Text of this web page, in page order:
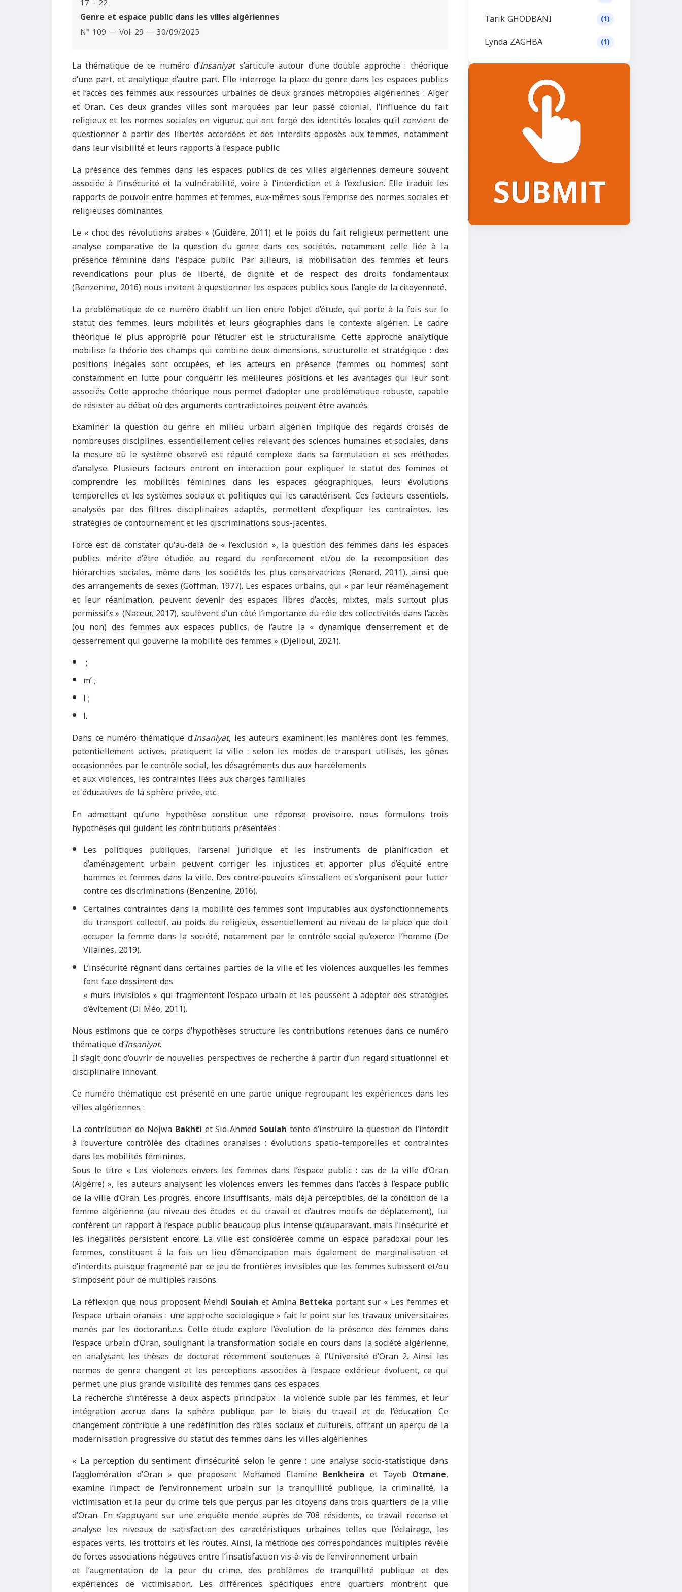
Genre et espace public dans les villes algériennes
N° 109 — Vol. 29 — 30/09/2025
La thématique de ce numéro d’Insaniyats’articule autour d’une double approche : théorique
d’une part, et analytique d’autre part. Elle interroge la place du genre dans les espaces publics
et l’accès des femmes aux ressources urbaines de deux grandes métropoles algériennes : Alger
et Oran. Ces deux grandes villes sont marquées par leur passé colonial, l’influence du fait
religieux et les normes sociales en vigueur, qui ont forgé des identités locales qu’il convient de
questionner à partir des libertés accordées et des interdits opposés aux femmes, notamment
dans leur visibilité et leurs rapports à l’espace public.
La présence des femmes dans les espaces publics de ces villes algériennes demeure souvent
associée à l’insécurité et la vulnérabilité, voire à l’interdiction et à l’exclusion. Elle traduit les
rapports de pouvoir entre hommes et femmes, eux-mêmes sous l’emprise des normes sociales et
religieuses dominantes.
Le « choc des révolutions arabes » (Guidère, 2011) et le poids du fait religieux permettent une
analyse comparative de la question du genre dans ces sociétés, notamment celle liée à la
présence féminine dans l'espace public. Par ailleurs, la mobilisation des femmes et leurs
revendications pour plus de liberté, de dignité et de respect des droits fondamentaux
(Benzenine, 2016) nous invitent à questionner les espaces publics sous l’angle de la citoyenneté.
La problématique de ce numéro établit un lien entre l’objet d’étude, qui porte à la fois sur le
statut des femmes, leurs mobilités et leurs géographies dans le contexte algérien. Le cadre
théorique le plus approprié pour l’étudier est le structuralisme. Cette approche analytique
mobilise la théorie des champs qui combine deux dimensions, structurelle et stratégique : des
positions inégales sont occupées, et les acteurs en présence (femmes ou hommes) sont
constamment en lutte pour conquérir les meilleures positions et les avantages qui leur sont
associés. Cette approche théorique nous permet d’adopter une problématique robuste, capable
de résister au débat où des arguments contradictoires peuvent être avancés.
Examiner la question du genre en milieu urbain algérien implique des regards croisés de
nombreuses disciplines, essentiellement celles relevant des sciences humaines et sociales, dans
la mesure où le système observé est réputé complexe dans sa formulation et ses méthodes
d’analyse. Plusieurs facteurs entrent en interaction pour expliquer le statut des femmes et
comprendre les mobilités féminines dans les espaces géographiques, leurs évolutions
temporelles et les systèmes sociaux et politiques qui les caractérisent. Ces facteurs essentiels,
analysés par des filtres disciplinaires adaptés, permettent d’expliquer les contraintes, les
stratégies de contournement et les discriminations sous-jacentes.
Force est de constater qu'au-delà de « l’exclusion », la question des femmes dans les espaces
publics mérite d'être étudiée au regard du renforcement et/ou de la recomposition des
hiérarchies sociales, même dans les sociétés les plus conservatrices (Renard, 2011), ainsi que
des arrangements de sexes (Goffman, 1977). Les espaces urbains, qui « par leur réaménagement
et leur réanimation, peuvent devenir des espaces libres d’accès, mixtes, mais surtout plus
permissifs» (Naceur, 2017), soulèvent d’un côté l’importance du rôle des collectivités dans l’accès
(ou non) des femmes aux espaces publics, de l’autre la « dynamique d’enserrement et de
desserrement qui gouverne la mobilité des femmes» (Djelloul, 2021).
;
m’ ;
l ;
l.
Dans ce numéro thématique d’Insaniyat, les auteurs examinent les manières dont les femmes,
potentiellement actives, pratiquent la ville : selon les modes de transport utilisés, les gênes
occasionnées par le contrôle social, les désagréments dus aux harcèlements
et aux violences, les contraintes liées aux charges familiales
et éducatives de la sphère privée, etc.
En admettant qu’une hypothèse constitue une réponse provisoire, nous formulons trois
hypothèses qui guident les contributions présentées :
Les politiques publiques, l’arsenal juridique et les instruments de planification et
d’aménagement urbain peuvent corriger les injustices et apporter plus d’équité entre
hommes et femmes dans la ville. Des contre-pouvoirs s’installent et s’organisent pour lutter
contre ces discriminations (Benzenine, 2016).
Certaines contraintes dans la mobilité des femmes sont imputables aux dysfonctionnements
du transport collectif, au poids du religieux, essentiellement au niveau de la place que doit
occuper la femme dans la société, notamment par le contrôle social qu’exerce l’homme (De
Vilaines, 2019).
L’insécurité régnant dans certaines parties de la ville et les violences auxquelles les femmes
font face dessinent des
« murs invisibles » qui fragmentent l’espace urbain et les poussent à adopter des stratégies
d’évitement (Di Méo, 2011).
Nous estimons que ce corps d’hypothèses structure les contributions retenues dans ce numéro
thématique d’Insaniyat.
Il s’agit donc d’ouvrir de nouvelles perspectives de recherche à partir d’un regard situationnel et
disciplinaire innovant.
Ce numéro thématique est présenté en une partie unique regroupant les expériences dans les
villes algériennes :
La contribution de NejwaBakhti etSid-Ahmed Souiahtente d’instruire la question de l’interdit
à l’ouverture contrôlée des citadines oranaises : évolutions spatio-temporelles et contraintes
dans les mobilités féminines.
Sous le titre « Les violences envers les femmes dans l’espace public : cas de la ville d’Oran
(Algérie) », les auteurs analysent les violences envers les femmes dans l’accès à l’espace public
de la ville d’Oran. Les progrès, encore insuffisants, mais déjà perceptibles, de la condition de la
femme algérienne (au niveau des études et du travail et d’autres motifs de déplacement), lui
confèrent un rapport à l’espace public beaucoup plus intense qu’auparavant, mais l’insécurité et
les inégalités persistent encore. La ville est considérée comme un espace paradoxal pour les
femmes, constituant à la fois un lieu d’émancipation mais également de marginalisation et
d’interdits puisque fragmenté par ce jeu de frontières invisibles que les femmes subissent et/ou
s’imposent pour de multiples raisons.
La réflexion que nous proposent Mehdi Souiah et AminaBetteka portant sur « Les femmes et
l’espace urbain oranais : une approche sociologique » fait le point sur les travaux universitaires
menés par les doctorant.e.s. Cette étude explore l’évolution de la présence des femmes dans
l’espace urbain d’Oran, soulignant la transformation sociale en cours dans la société algérienne,
en analysant les thèses de doctorat récemment soutenues à l’Université d’Oran 2. Ainsi les
normes de genre changent et les perceptions associées à l’espace extérieur évoluent, ce qui
permet une plus grande visibilité des femmes dans ces espaces.
La recherche s’intéresse à deux aspects principaux : la violence subie par les femmes, et leur
intégration accrue dans la sphère publique par le biais du travail et de l’éducation. Ce
changement contribue à une redéfinition des rôles sociaux et culturels, offrant un aperçu de la
modernisation progressive du statut des femmes dans les villes algériennes.
« La perception du sentiment d’insécurité selon le genre : une analyse socio-statistique dans
l’agglomération d’Oran » que proposent Mohamed Elamine Benkheira et Tayeb Otmane,
examine l’impact de l’environnement urbain sur la tranquillité publique, la criminalité, la
victimisation et la peur du crime tels que perçus par les citoyens dans trois quartiers de la ville
d’Oran. En s’appuyant sur une enquête menée auprès de 708 résidents, ce travail recense et
analyse les niveaux de satisfaction des caractéristiques urbaines telles que l’éclairage, les
espaces verts, les trottoirs et les routes. Ainsi, la méthode des correspondances multiples révèle
de fortes associations négatives entre l’insatisfaction vis-à-vis de l’environnement urbain
et l’augmentation de la peur du crime, des problèmes de tranquillité publique et des
expériences de victimisation. Les différences spécifiques entre quartiers montrent que
Tarik GHODBANI (1)
Lynda ZAGHBA (1)